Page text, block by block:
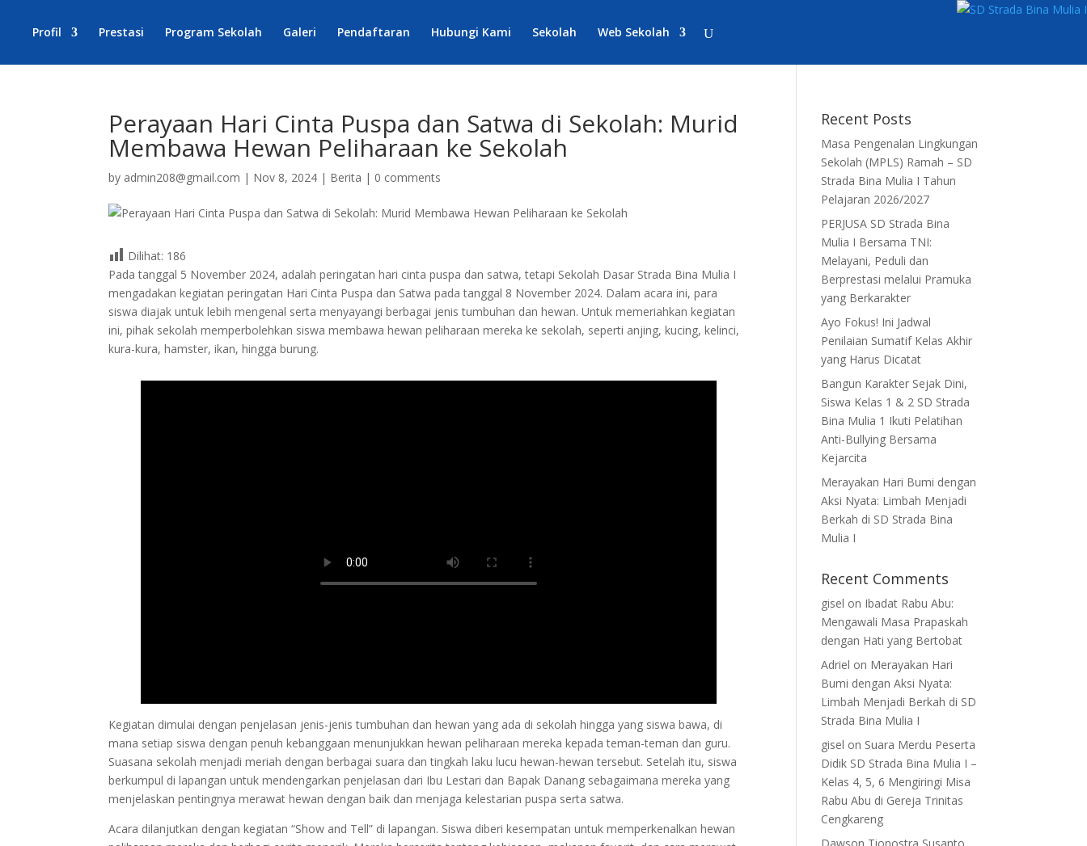
Profil Prestasi Program Sekolah Galeri Pendaftaran Hubungi Kami Sekolah Web Sekolah
Perayaan Hari Cinta Puspa dan Satwa di Sekolah: Murid
Membawa Hewan Peliharaan ke Sekolah
by admin208@gmail.com | Nov 8, 2024 | Berita | 0 comments
Dilihat: 186
Pada tanggal 5 November 2024, adalah peringatan hari cinta puspa dan satwa, tetapi Sekolah Dasar Strada Bina Mulia I
mengadakan kegiatan peringatan Hari Cinta Puspa dan Satwa pada tanggal 8 November 2024. Dalam acara ini, para
siswa diajak untuk lebih mengenal serta menyayangi berbagai jenis tumbuhan dan hewan. Untuk memeriahkan kegiatan
ini, pihak sekolah memperbolehkan siswa membawa hewan peliharaan mereka ke sekolah, seperti anjing, kucing, kelinci,
kura-kura, hamster, ikan, hingga burung.
Kegiatan dimulai dengan penjelasan jenis-jenis tumbuhan dan hewan yang ada di sekolah hingga yang siswa bawa, di
mana setiap siswa dengan penuh kebanggaan menunjukkan hewan peliharaan mereka kepada teman-teman dan guru.
Suasana sekolah menjadi meriah dengan berbagai suara dan tingkah laku lucu hewan-hewan tersebut. Setelah itu, siswa
berkumpul di lapangan untuk mendengarkan penjelasan dari Ibu Lestari dan Bapak Danang sebagaimana mereka yang
menjelaskan pentingnya merawat hewan dengan baik dan menjaga kelestarian puspa serta satwa.
Acara dilanjutkan dengan kegiatan “Show and Tell” di lapangan. Siswa diberi kesempatan untuk memperkenalkan hewan
Recent Posts
Masa Pengenalan Lingkungan
Sekolah (MPLS) Ramah – SD
Strada Bina Mulia I Tahun
Pelajaran 2026/2027
PERJUSA SD Strada Bina
Mulia I Bersama TNI:
Melayani, Peduli dan
Berprestasi melalui Pramuka
yang Berkarakter
Ayo Fokus! Ini Jadwal
Penilaian Sumatif Kelas Akhir
yang Harus Dicatat
Bangun Karakter Sejak Dini,
Siswa Kelas 1 & 2 SD Strada
Bina Mulia 1 Ikuti Pelatihan
Anti-Bullying Bersama
Kejarcita
Merayakan Hari Bumi dengan
Aksi Nyata: Limbah Menjadi
Berkah di SD Strada Bina
Mulia I
Recent Comments
gisel on Ibadat Rabu Abu:
Mengawali Masa Prapaskah
dengan Hati yang Bertobat
Adriel on Merayakan Hari
Bumi dengan Aksi Nyata:
Limbah Menjadi Berkah di SD
Strada Bina Mulia I
gisel on Suara Merdu Peserta
Didik SD Strada Bina Mulia I –
Kelas 4, 5, 6 Mengiringi Misa
Rabu Abu di Gereja Trinitas
Cengkareng